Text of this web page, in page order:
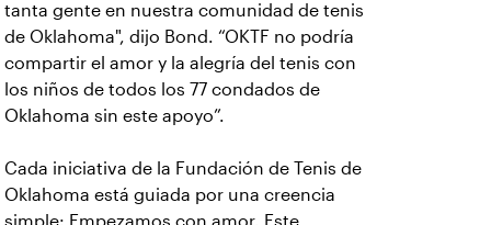
tanta gente en nuestra comunidad de tenis
de Oklahoma", dijo Bond. “OKTF no podría
compartir el amor y la alegría del tenis con
los niños de todos los 77 condados de
Oklahoma sin este apoyo”.
Cada iniciativa de la Fundación de Tenis de
Oklahoma está guiada por una creencia